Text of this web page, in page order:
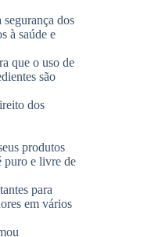
dos
à saúde e
que o uso de
são
dos
produtos
puro e livre de
para
em vários